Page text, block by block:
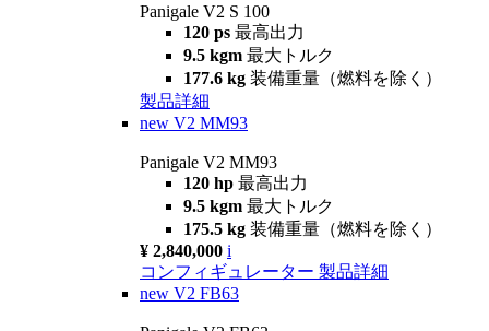
Panigale V2 S 100
120 ps 最高出力
9.5 kgm 最大トルク
177.6 kg 装備重量（燃料を除く）
製品詳細
new V2 MM93
Panigale V2 MM93
120 hp 最高出力
9.5 kgm 最大トルク
175.5 kg 装備重量（燃料を除く）
¥ 2,840,000 i
コンフィギュレーター 製品詳細
new V2 FB63